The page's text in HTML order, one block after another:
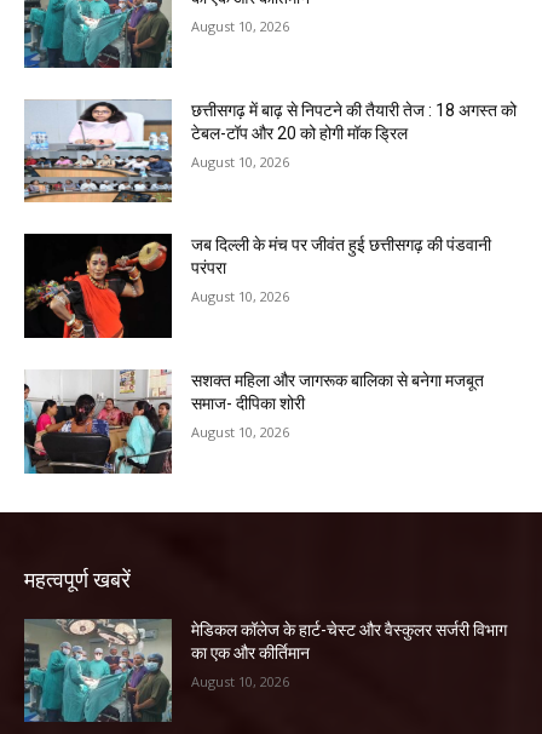
August 10, 2026
छत्तीसगढ़ में बाढ़ से निपटने की तैयारी तेज : 18 अगस्त को
टेबल-टॉप और 20 को होगी मॉक ड्रिल
August 10, 2026
जब दिल्ली के मंच पर जीवंत हुई छत्तीसगढ़ की पंडवानी
परंपरा
August 10, 2026
सशक्त महिला और जागरूक बालिका से बनेगा मजबूत
समाज- दीपिका शोरी
August 10, 2026
महत्वपूर्ण खबरें
​मेडिकल कॉलेज के हार्ट-चेस्ट और वैस्कुलर सर्जरी विभाग
का एक और कीर्तिमान
August 10, 2026